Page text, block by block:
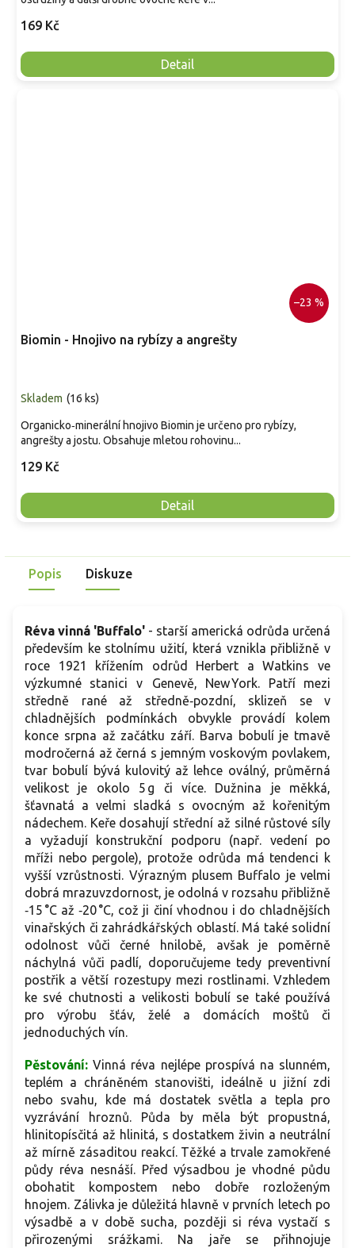
169 Kč
Detail
–23 %
Biomin - Hnojivo na rybízy a angrešty
Skladem (16 ks)
129 Kč
Detail
Organicko‑minerální hnojivo Biomin je určeno pro rybízy,
angrešty a jostu. Obsahuje mletou rohovinu...
Popis Diskuze
Réva vinná 'Buffalo' - starší americká odrůda určená
především ke stolnímu užití, která vznikla přibližně v
roce 1921 křížením odrůd Herbert a Watkins ve
výzkumné stanici v Genevě, New York. Patří mezi
středně rané až středně‑pozdní, sklizeň se v
chladnějších podmínkách obvykle provádí kolem
konce srpna až začátku září. Barva bobulí je tmavě
modročerná až černá s jemným voskovým povlakem,
tvar bobulí bývá kulovitý až lehce oválný, průměrná
velikost je okolo 5 g či více. Dužnina je měkká,
šťavnatá a velmi sladká s ovocným až kořenitým
nádechem. Keře dosahují střední až silné růstové síly
a vyžadují konstrukční podporu (např. vedení po
mříži nebo pergole), protože odrůda má tendenci k
vyšší vzrůstnosti. Výrazným plusem Buffalo je velmi
dobrá mrazuvzdornost, je odolná v rozsahu přibližně
‑15 °C až ‑20 °C, což ji činí vhodnou i do chladnějších
vinařských či zahrádkářských oblastí. Má také solidní
odolnost vůči černé hnilobě, avšak je poměrně
náchylná vůči padlí, doporučujeme tedy preventivní
postřik a větší rozestupy mezi rostlinami. Vzhledem
ke své chutnosti a velikosti bobulí se také používá
pro výrobu šťáv, želé a domácích moštů či
jednoduchých vín.
Pěstování:Vinná réva nejlépe prospívá na slunném,
teplém a chráněném stanovišti, ideálně u jižní zdi
nebo svahu, kde má dostatek světla a tepla pro
vyzrávání hroznů. Půda by měla být propustná,
hlinitopísčitá až hlinitá, s dostatkem živin a neutrální
až mírně zásaditou reakcí. Těžké a trvale zamokřené
půdy réva nesnáší. Před výsadbou je vhodné půdu
obohatit kompostem nebo dobře rozloženým
hnojem. Zálivka je důležitá hlavně v prvních letech po
výsadbě a v době sucha, později si réva vystačí s
přirozenými srážkami. Na jaře se přihnojuje